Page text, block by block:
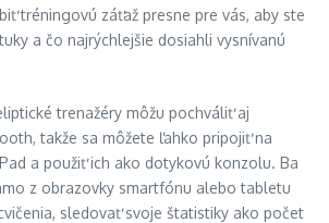
tréningovú záťaž presne pre vás, aby ste
a čo najrýchlejšie dosiahli vysnívanú
trenažéry môžu pochváliť aj
takže sa môžete ľahko pripojiť na
a použiť ich ako dotykovú konzolu. Ba
z obrazovky smartfónu alebo tabletu
sledovať svoje štatistiky ako počet